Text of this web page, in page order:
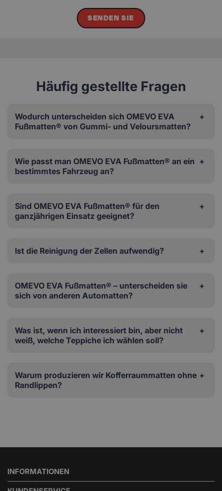
SENDEN SIE
Häufig gestellte Fragen
Wodurch unterscheiden sich OMEVO EVA
Fußmatten® von Gummi- und Veloursmatten?
Wie passt man OMEVO EVA Fußmatten® an ein
bestimmtes Fahrzeug an?
Sind OMEVO EVA Fußmatten® für den
ganzjährigen Einsatz geeignet?
Ist die Reinigung der Zellen aufwendig?
OMEVO EVA Fußmatten® – unterscheiden sie
sich von anderen Automatten?
Was ist, wenn ich interessiert bin, aber nicht
weiß, welche Teppiche ich wählen soll?
Warum produzieren wir Kofferraummatten ohne
Randlippen?
INFORMATIONEN